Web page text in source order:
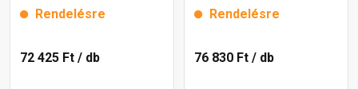
Rendelésre
72 425 Ft / db
Rendelésre
76 830 Ft / db